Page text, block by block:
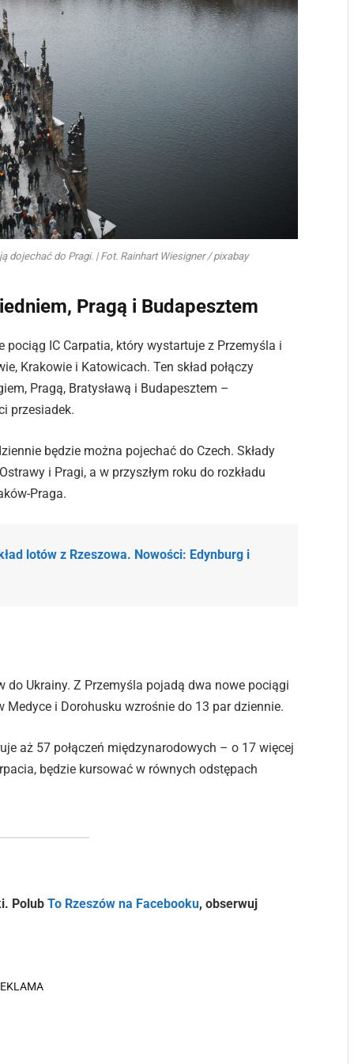
do Pragi. | Fot. Rainhart Wiesigner / pixabay
Pragą i Budapesztem
IC Carpatia, który wystartuje z Przemyśla i
Krakowie i Katowicach. Ten skład połączy
Pragą, Bratysławą i Budapesztem –
przesiadek.
będzie można pojechać do Czech. Składy
i Pragi, a w przyszłym roku do rozkładu
Praga.
lotów z Rzeszowa. Nowości: Edynburg i
do Ukrainy. Z Przemyśla pojadą dwa nowe pociągi
Medyce i Dorohusku wzrośnie do 13 par dziennie.
aż 57 połączeń międzynarodowych – o 17 więcej
będzie kursować w równych odstępach
PolubTo Rzeszów na Facebooku, obserwuj